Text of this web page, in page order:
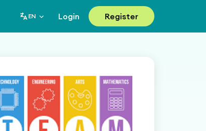
EN Login Register